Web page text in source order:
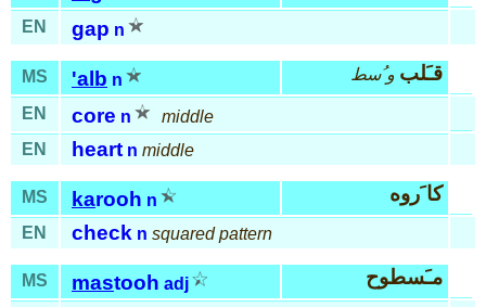
EN gap n
MS 'alb n قـَلب و ُسط
EN core n
middle
EN
heart n middle
MS karooh n كا َروه
EN check n squared pattern
MS mastooh adj مـَسطوح